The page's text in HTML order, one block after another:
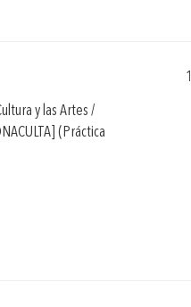
y las Artes /
(Práctica